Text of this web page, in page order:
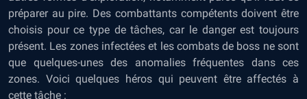
préparer au pire. Des combattants compétents doivent être
choisis pour ce type de tâches, car le danger est toujours
présent. Les zones infectées et les combats de boss ne sont
que quelques-unes des anomalies fréquentes dans ces
zones. Voici quelques héros qui peuvent être affectés à
cette tâche :